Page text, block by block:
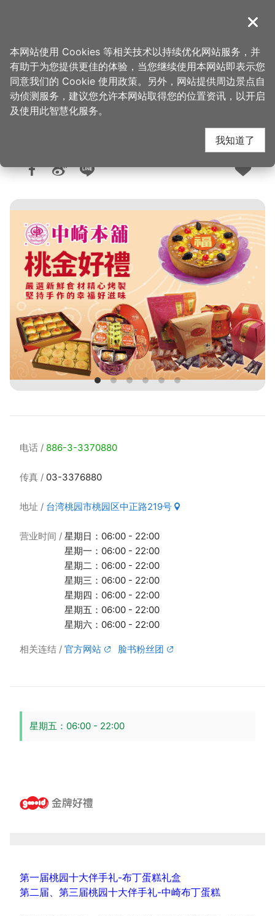
導覽
首页 > 购好物 > 购物快搜
正记中崎本舖
人气：1.3万
电话 886-3-3370880
传真 03-3376880
地址 台湾桃园市桃园区中正路219号
营业时间
星期日：06:00 - 22:00
星期一：06:00 - 22:00
星期二：06:00 - 22:00
星期三：06:00 - 22:00
星期四：06:00 - 22:00
星期五：06:00 - 22:00
星期六：06:00 - 22:00
相关连结 官方网站 脸书粉丝团
星期五：06:00 - 22:00
第一届桃园十大伴手礼-布丁蛋糕礼盒
第二届、第三届桃园十大伴手礼-中崎布丁蛋糕
关闭
本网站使用 Cookies 等相关技术以持续优化网站服务，并
有助于为您提供更佳的体验，当您继续使用本网站即表示您
同意我们的 Cookie 使用政策。另外，网站提供周边景点自
动侦测服务，建议您允许本网站取得您的位置资讯，以开启
及使用此智慧化服务。
我知道了